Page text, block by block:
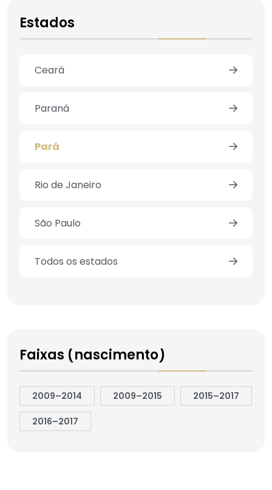
Estados
Ceará
Paraná
Pará
Rio de Janeiro
São Paulo
Todos os estados
Faixas (nascimento)
2009–2014 2009–2015 2015–2017
2016–2017